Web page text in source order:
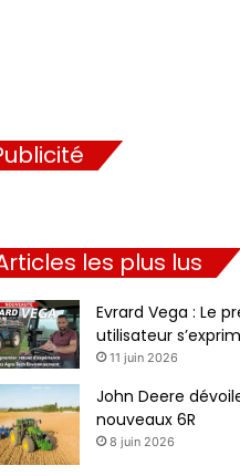
les plus lus
Evrard Vega : Le
utilisateur
11 juin 2026
John Deere
nouveaux 6R
8 juin 2026